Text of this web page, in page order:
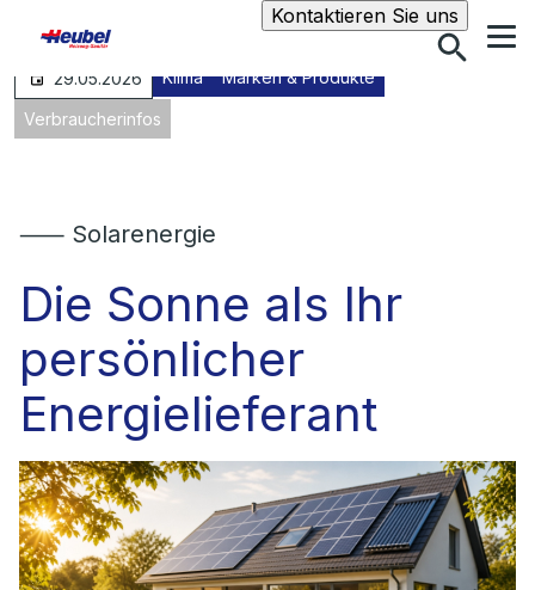
Kontaktieren Sie unsSuche
29.05.2026 Klima Marken & Produkte
Verbraucherinfos
⸺ Solarenergie
Die Sonne als Ihr
persönlicher
Energielieferant